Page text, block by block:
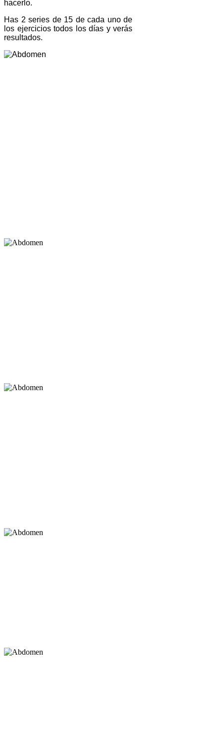
hacerlo.
Has 2 series de 15 de cada uno de
los ejercicios todos los días y verás
resultados.